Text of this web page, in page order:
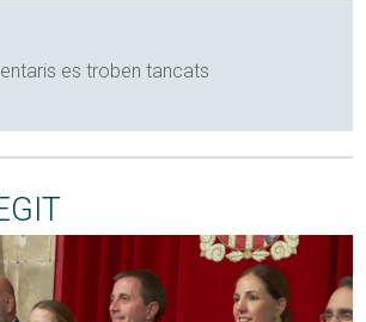
es troben tancats